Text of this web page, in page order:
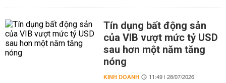
Tín dụng bất động sản
của VIB vượt mức tỷ USD
sau hơn một năm tăng
nóng
KINH DOANH 11:49 | 28/07/2026